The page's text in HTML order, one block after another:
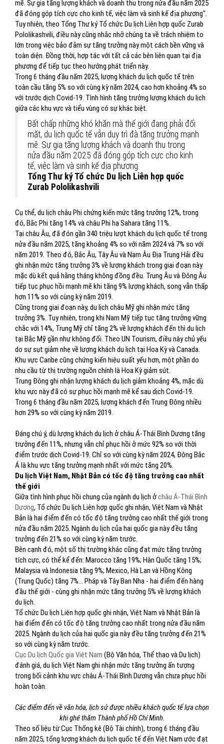
mẽ. Sự gia tăng lượng khách và doanh thu trong nửa đầu năm 2025
đã đóng góp tích cực cho kinh tế, việc làm và sinh kế địa phương".
Tuy nhiên, theo Tổng Thư ký Tổ chức Du lịch Liên hợp quốc Zurab
Pololikashvili, điều này cũng nhắc nhở chúng ta về trách nhiệm to
lớn trong việc bảo đảm sự tăng trưởng này một cách bền vững và
toàn diện. Đồng thời, hợp tác với tất cả các bên liên quan tại địa
phương để tiếp tục theo hướng phát triển này.
Trong 6 tháng đầu năm 2025, lượng khách du lịch quốc tế trên
toàn cầu tăng 5% so với cùng kỳ năm 2024, cao hơn khoảng 4% so
với trước dịch Covid-19. Tình hình tăng trưởng lượng khách du lịch
giữa các khu vực và tiểu vùng có sự khác biệt.
Bất chấp những khó khăn mà thế giới đang phải đối
mặt, du lịch quốc tế vẫn duy trì đà tăng trưởng mạnh
mẽ. Sự gia tăng lượng khách và doanh thu trong
nửa đầu năm 2025 đã đóng góp tích cực cho kinh
tế, việc làm và sinh kế địa phương.
Tổng Thư ký Tổ chức Du lịch Liên hợp quốc
Zurab Pololikashvili
Cụ thể, du lịch châu Phi chứng kiến mức tăng trưởng 12%, trong
đó, Bắc Phi tăng 14% và châu Phi hạ Sahara tăng 11%.
Tại châu Âu, đã đón gần 340 triệu lượt khách du lịch quốc tế trong
nửa đầu năm 2025, tăng khoảng 4% so với năm 2024 và 7% so với
năm 2019. Theo đó, Bắc Âu, Tây Âu và Nam Âu Địa Trung Hải đều
ghi nhận mức tăng trưởng 3% về lượng khách trong giai đoạn này
mặc dù kết quả hằng tháng không đồng đều. Trung Âu và Đông Âu
tiếp tục phục hồi mạnh mẽ khi tăng 9% lượng khách, song vẫn thấp
hơn 11% so với cùng kỳ năm 2019.
Cũng trong giai đoạn này, du lịch châu Mỹ ghi nhận mức tăng
trưởng 3%. Tuy nhiên, trong khi Nam Mỹ tiếp tục tăng trưởng vững
chắc với 14%, Trung Mỹ chỉ tăng 2% về lượng khách đến thì du lịch
tại Bắc Mỹ gần như không đổi. Theo UN Tourism, điều này chủ yếu
do sự sụt giảm nhẹ về lượng khách du lịch tại Hoa Kỳ và Canada.
Khu vực Caribe cũng chứng kiến ​​hiệu suất yếu hơn, một phần do
nhu cầu từ thị trường nguồn chính là Hoa Kỳ giảm sút.
Trung Đông ghi nhận lượng khách du lịch giảm khoảng 4%, mặc dù
khu vực này đã có sự phục hồi mạnh mẽ kể sau dịch Covid-19.
Trong 6 tháng đầu năm 2025, lượng khách đến Trung Đông nhiều
hơn 29% so với cùng kỳ năm 2019.
Đáng chú ý, dù lượng khách du lịch ở châu Á-Thái Bình Dương tăng
trưởng đến 11%, nhưng vẫn chỉ phục hồi ở mức 92% so với thời
điểm trước dịch Covid-19. Chỉ so với cùng kỳ năm 2024, Đông Bắc
Á là khu vực tăng trưởng mạnh nhất với mức tăng 20%.
Du lịch Việt Nam, Nhật Bản có tốc độ tăng trưởng cao nhất
thế giới
Giữa tình hình phục hồi chung của ngành du lịch ởchâu Á-Thái Bình
Dương, Tổ chức Du lịch Liên hợp quốc ghi nhận, Việt Nam và Nhật
Bản là hai điểm đến có tốc độ tăng trưởng cao nhất thế giới trong
nửa đầu năm 2025. Ngành du lịch của hai quốc gia này đều tăng
trưởng đến 21% so với cùng kỳ năm trước.
Bên cạnh đó, một số thị trường khác cũng đạt mức tăng trưởng
tích cực, có thể kể đến: Marocco tăng 19%; Hàn Quốc tăng 15%;
Malaysia và Indonesia tăng 9%; Mexico, Hà Lan và Hồng Kông
(Trung Quốc) tăng 7%... Pháp và Tây Ban Nha - hai điểm đến hàng
đầu thế giới - cùng ghi nhận mức tăng trưởng 5% về lượng khách
du lịch.
Tổ chức Du lịch Liên hợp quốc ghi nhận, Việt Nam và Nhật Bản là
hai điểm đến có tốc độ tăng trưởng cao nhất trong nửa đầu năm
2025. Ngành du lịch của hai quốc gia này đều tăng trưởng đến 21%
so với cùng kỳ năm trước.
Cục Du lịch Quốc gia Việt Nam (Bộ Văn hóa, Thể thao và Du lịch)
đánh giá, du lịch Việt Nam ghi nhận mức tăng trưởng ấn tượng
trong bối cảnh khu vực châu Á-Thái Bình Dương vẫn chưa phục hồi
hoàn toàn.
Các điểm đến về văn hóa, lịch sử được nhiều khách quốc tế lựa chọn
khi ghé thăm Thành phố Hồ Chí Minh.
Theo số liệu từ Cục Thống kê (Bộ Tài chính), trong 6 tháng đầu
năm 2025, tổng lượng khách du lịch quốc tế đến Việt Nam ước đạt